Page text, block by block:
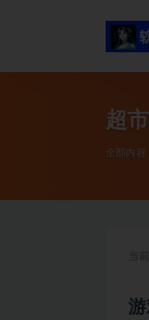
超
全部内容
游